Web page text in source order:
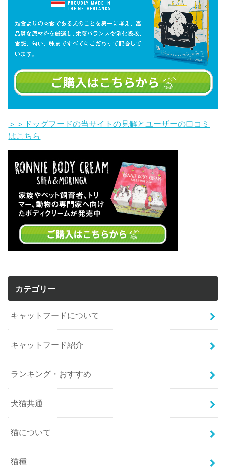
＞＞ドッグフードの当サイトの見解とユーザーの口コミ
はこちら
カテゴリー
キャットフードについて
キャットフード紹介
ランキング・おすすめ
犬猫共通
猫について
猫種